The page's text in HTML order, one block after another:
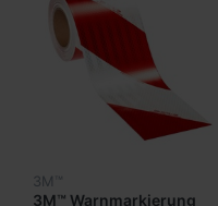
3M™
3M™ Warnmarkierung